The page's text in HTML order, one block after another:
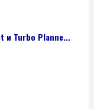
и Turbo Planne...